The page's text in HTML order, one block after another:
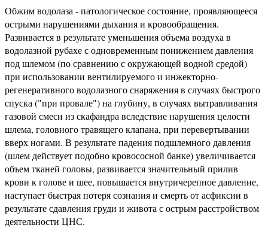
Обжим водолаза - патологическое состояние, проявляющееся
острыми нарушениями дыхания и кровообращения.
Развивается в результате уменьшения объема воздуха в
водолазной рубахе с одновременным понижением давления
под шлемом (по сравнению с окружающей водной средой)
при использовании вентилируемого и инжекторно-
регенеративного водолазного снаряжения в случаях быстрого
спуска ("при провале") на глубину, в случаях вытравливания
газовой смеси из скафандра вследствие нарушения целости
шлема, головного травящего клапана, при перевертывании
вверх ногами. В результате падения подшлемного давления
(шлем действует подобно кровососной банке) увеличивается
объем тканей головы, развивается значительный прилив
крови к голове и шее, повышается внутричерепное давление,
наступает быстрая потеря сознания и смерть от асфиксии в
результате сдавления груди и живота с острым расстройством
деятельности ЦНС.